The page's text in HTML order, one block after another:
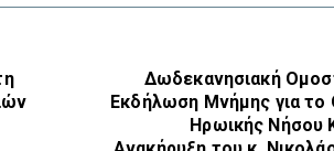
Δωδεκανησιακή
Εκδήλωση Μνήμης για
Ηρωικής Νήσου